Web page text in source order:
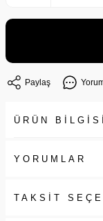
Paylaş
ÜRÜN BİLGİSİ
YORUMLAR
TAKSİT